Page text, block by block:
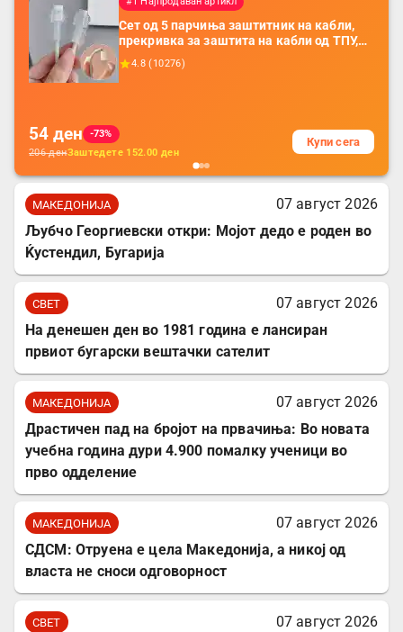
Сет од 5 парчиња заштитник на кабли,
прекривка за заштита на кабли од ТПУ,
додатоци за заштита на кабли, без
батерија, за мобилни телефони, комплет
4.8 ( 10276)
54 ден
-73%
206денЗаштедете 152.00 ден
Купи сега
МАКЕДОНИЈА
07 август 2026
Љубчо Георгиевски откри: Мојот дедо е роден во
Ќустендил, Бугарија
СВЕТ
07 август 2026
На денешен ден во 1981 година е лансиран
првиот бугарски вештачки сателит
МАКЕДОНИЈА
07 август 2026
Драстичен пад на бројот на првачиња: Во новата
учебна година дури 4.900 помалку ученици во
прво одделение
МАКЕДОНИЈА
07 август 2026
СДСМ: Отруена е цела Македонија, а никој од
власта не сноси одговорност
СВЕТ
07 август 2026